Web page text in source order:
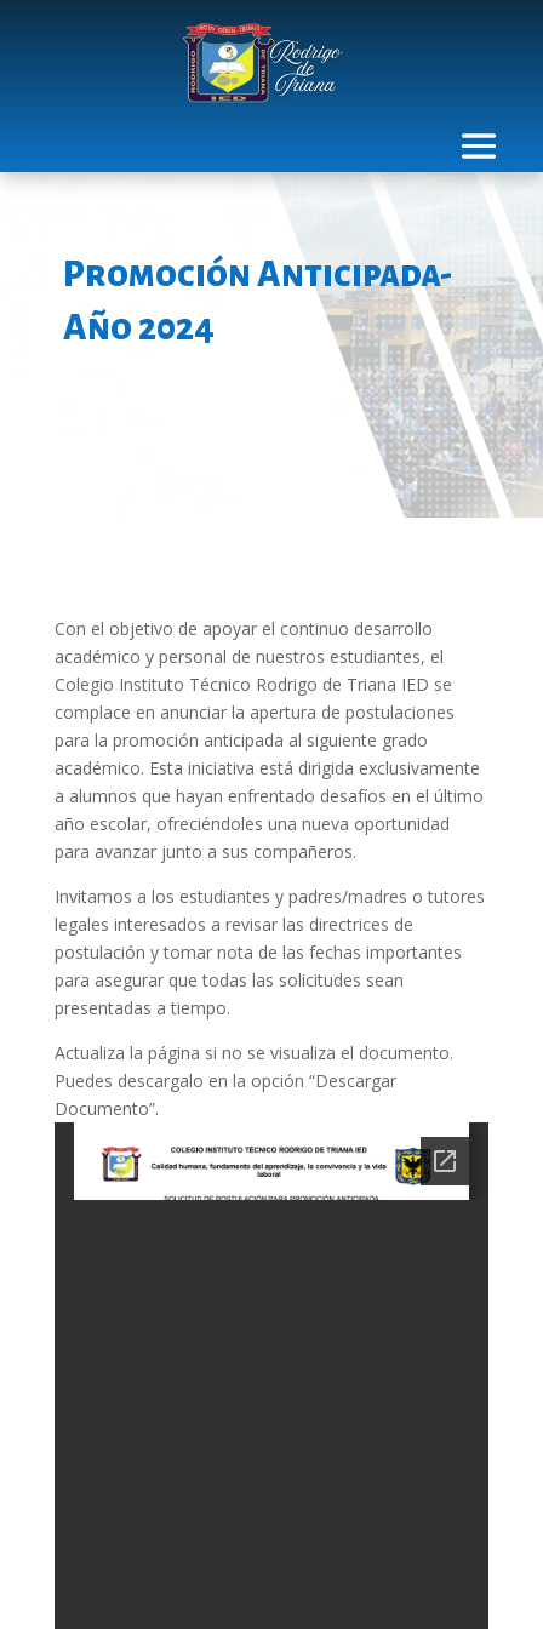
Promoción Anticipada-
Año 2024
Con el objetivo de apoyar el continuo desarrollo
académico y personal de nuestros estudiantes, el
Colegio Instituto Técnico Rodrigo de Triana IED se
complace en anunciar la apertura de postulaciones
para la promoción anticipada al siguiente grado
académico. Esta iniciativa está dirigida exclusivamente
a alumnos que hayan enfrentado desafíos en el último
año escolar, ofreciéndoles una nueva oportunidad
para avanzar junto a sus compañeros.
Invitamos a los estudiantes y padres/madres o tutores
legales interesados a revisar las directrices de
postulación y tomar nota de las fechas importantes
para asegurar que todas las solicitudes sean
presentadas a tiempo.
Actualiza la página si no se visualiza el documento.
Puedes descargalo en la opción “Descargar
Documento”.